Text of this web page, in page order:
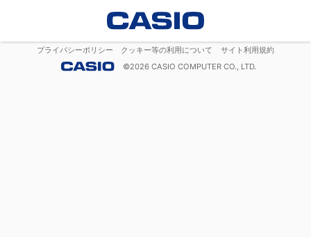
プライバシーポリシー クッキー等の利用について
サイト利用規約
©2026 CASIO COMPUTER CO., LTD.